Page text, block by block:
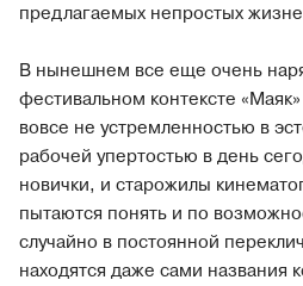
предлагаемых непростых
В нынешнем все еще очень
фестивальном контексте
вовсе не устремленностью в
рабочей упертостью в день
новички, и старожилы
пытаются понять и по
случайно в постоянной
находятся даже сами названия